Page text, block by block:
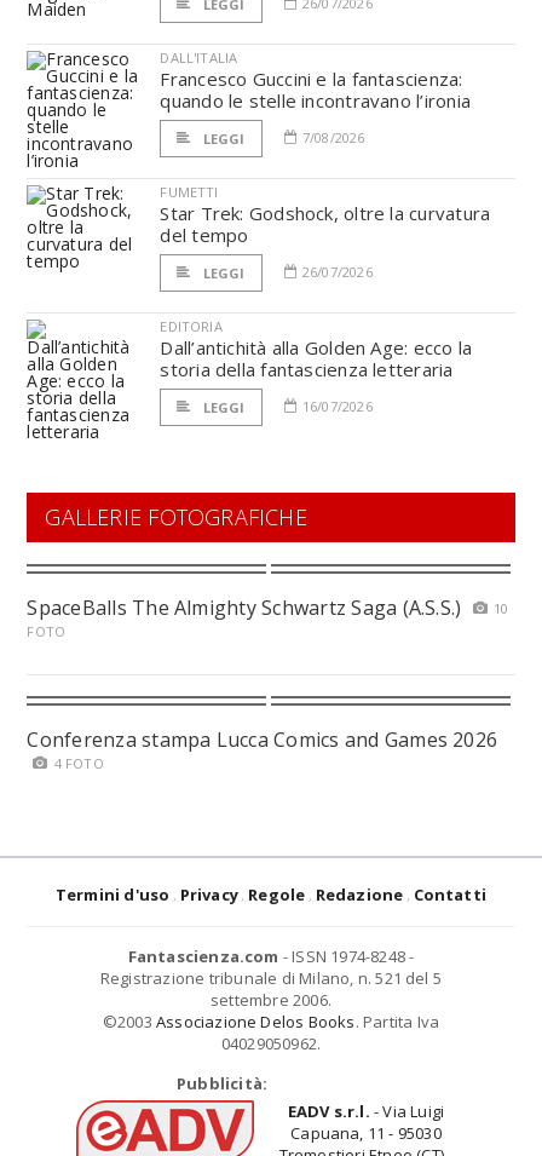
LEGGI
DALL'ITALIA
Francesco Guccini e la fantascienza:
quando le stelle incontravano l’ironia
LEGGI 7/08/2026
FUMETTI
Star Trek: Godshock, oltre la curvatura
del tempo
LEGGI 26/07/2026
EDITORIA
Dall’antichità alla Golden Age: ecco la
storia della fantascienza letteraria
LEGGI 16/07/2026
GALLERIE FOTOGRAFICHE
SpaceBalls The Almighty Schwartz Saga (A.S.S.)
10
FOTO
Conferenza stampa Lucca Comics and Games 2026
4 FOTO
Termini d'uso Privacy Regole Redazione Contatti
Fantascienza.com - ISSN 1974-8248 -
Registrazione tribunale di Milano, n. 521 del 5
settembre 2006.
©2003 Associazione Delos Books. Partita Iva
04029050962.
Pubblicità:
EADV s.r.l. - Via Luigi
Capuana, 11 - 95030